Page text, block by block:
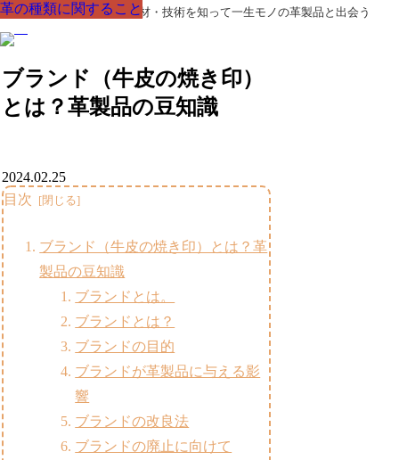
革製品の部品の呼び名・素材・技術を知って一生モノの革製品と出会う
ブランド（牛皮の焼き印）
とは？革製品の豆知識
革の種類に関すること
2024.02.25
目次
ブランド（牛皮の焼き印）とは？革
製品の豆知識
ブランドとは。
ブランドとは？
ブランドの目的
ブランドが革製品に与える影
響
ブランドの改良法
ブランドの廃止に向けて
革の種類に関すること
革の種類に関すること
革の種類に関すること
革の種類に関すること
革の種類に関すること
革の種類に関すること